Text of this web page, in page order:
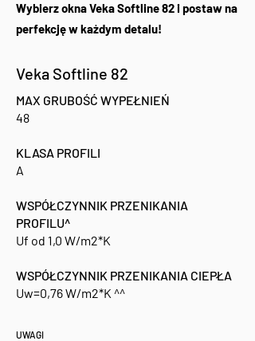
Wybierz okna Veka Softline 82 i postaw na
perfekcję w każdym detalu!
Veka Softline 82
MAX GRUBOŚĆ WYPEŁNIEŃ
48
KLASA PROFILI
A
WSPÓŁCZYNNIK PRZENIKANIA
PROFILU^
Uf od 1,0 W/m2*K
WSPÓŁCZYNNIK PRZENIKANIA CIEPŁA
Uw=0,76 W/m2*K ^^
UWAGI